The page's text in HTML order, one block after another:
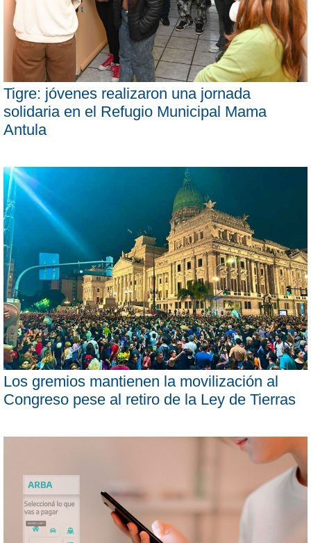
Tigre: jóvenes realizaron una jornada
solidaria en el Refugio Municipal Mama
Antula
Los gremios mantienen la movilización al
Congreso pese al retiro de la Ley de Tierras